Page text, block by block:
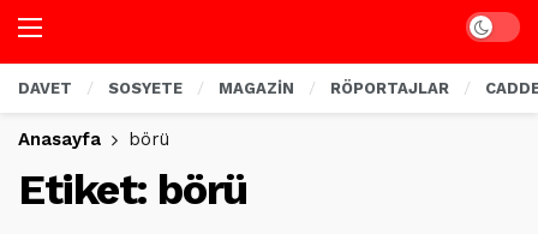
Dark
DAVET SOSYETE MAGAZİN RÖPORTAJLAR
Anasayfa börü
Etiket: börü